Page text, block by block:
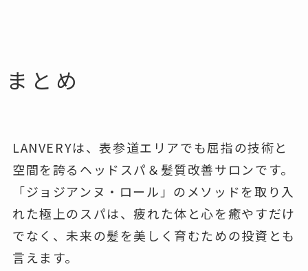
まとめ
LANVERYは、表参道エリアでも屈指の技術と
空間を誇るヘッドスパ＆髪質改善サロンです。
「ジョジアンヌ・ロール」のメソッドを取り入
れた極上のスパは、疲れた体と心を癒やすだけ
でなく、未来の髪を美しく育むための投資とも
言えます。